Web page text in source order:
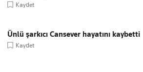
Kaydet
Ünlü şarkıcı Cansever hayatını kaybetti
Kaydet